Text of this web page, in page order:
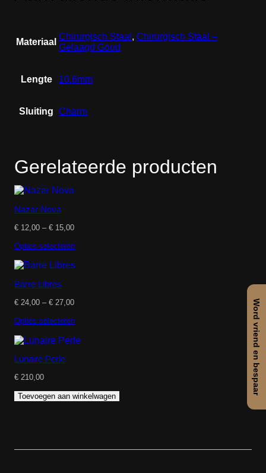
Word vriend en bespaar
Materiaal
Chirurgisch Staal ,Chirurgisch Staal –
Gelaagd Goud
Lengte 10.6mm
Sluiting Charm
Gerelateerde producten
Nazar Nova
€ 12,00 – € 15,00Prijsklasse:
tot
Opties selecteren
Barre Libres
€ 24,00 – € 27,00Prijsklasse:
tot
Opties selecteren
Lunaire Perle
€ 210,00
Toevoegen aan winkelwagen